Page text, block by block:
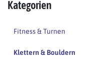
Kategorien
Fitness & Turnen
Klettern & Bouldern